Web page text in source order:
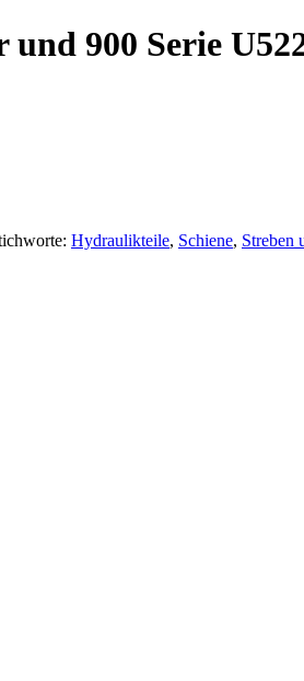
900 Serie
Hydraulikteile, Schiene, Streben